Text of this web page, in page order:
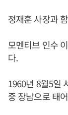
정재훈 사장과
모멘티브 인수
다.
1960년 8월5일
중 장남으로 태